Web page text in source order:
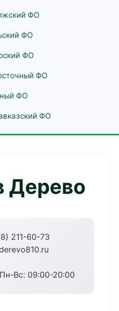
ФО
ФО
ФО
ФО
ФО
ФО
Дерево
211-60-73
Пн-Вс: 09:00-20:00